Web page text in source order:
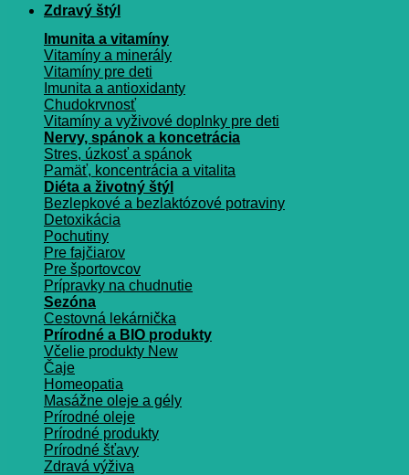
Zdravý štýl
Imunita a vitamíny
Vitamíny a minerály
Vitamíny pre deti
Imunita a antioxidanty
Chudokrvnosť
Vitamíny a vyživové doplnky pre deti
Nervy, spánok a koncetrácia
Stres, úzkosť a spánok
Pamäť, koncentrácia a vitalita
Diéta a životný štýl
Bezlepkové a bezlaktózové potraviny
Detoxikácia
Pochutiny
Pre fajčiarov
Pre športovcov
Prípravky na chudnutie
Sezóna
Cestovná lekárnička
Prírodné a BIO produkty
Včelie produkty
Čaje
Homeopatia
Masážne oleje a gély
Prírodné oleje
Prírodné produkty
Prírodné šťavy
Zdravá výživa